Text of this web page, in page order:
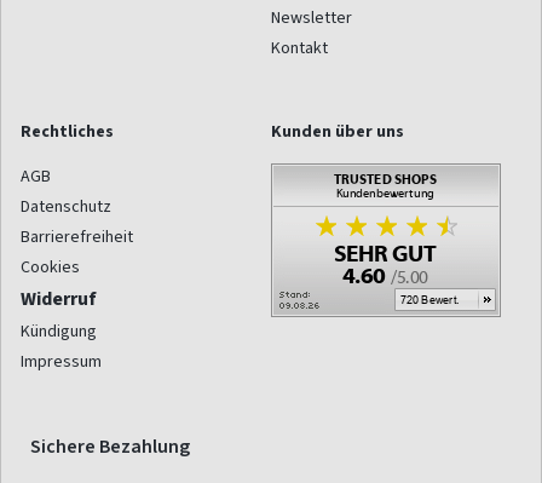
Newsletter
Kontakt
Rechtliches
AGB
Datenschutz
Barrierefreiheit
Cookies
Widerruf
Kündigung
Impressum
Kunden über uns
Sichere Bezahlung